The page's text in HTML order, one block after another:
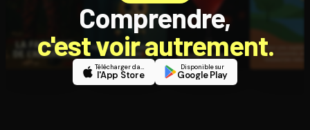
Comprendre,
c'est voir autrement.
Télécharger dans
l'App Store
Disponible sur
Google Play